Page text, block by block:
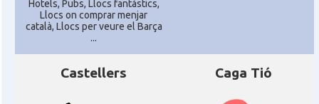
CAMON CATALANS A TÜBINGEN
Associació Catalana d'Essen E.V. /
Katalanischer Verein Essen E.V.
Hotels, Pubs, Llocs fantàstics,
Llocs on comprar menjar
català, Llocs per veure el Barça
...
Castellers Caga Tió